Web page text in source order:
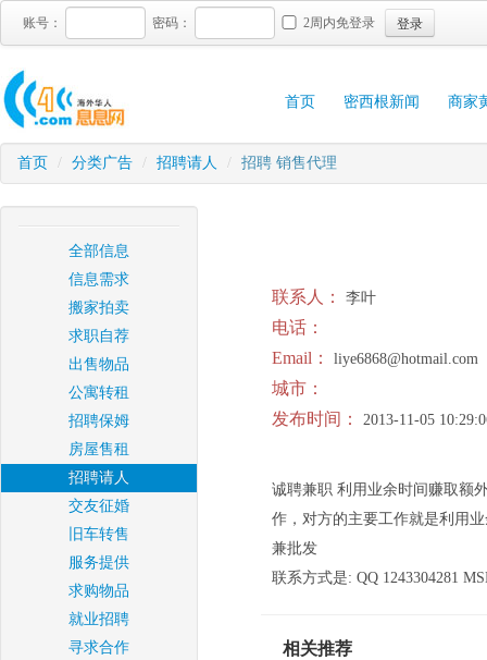
账号： 密码： 2周内免登录 登录
首页 密西根新闻 商家
首页 / 分类广告 / 招聘请人 / 招聘 销售代理
全部信息
信息需求
搬家拍卖
求职自荐
出售物品
公寓转租
招聘保姆
房屋售租
招聘请人
交友征婚
旧车转售
服务提供
求购物品
就业招聘
寻求合作
联系人： 李叶
电话：
Email：
liye6868@hotmail.com
城市：
发布时间：
2013-11-05
诚聘兼职 利用业余时间赚取额
作，对方的主要工作就是利用
兼批发
联系方式是: QQ 1243304281
相关推荐